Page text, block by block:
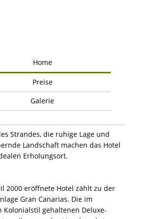
Home
Preise
Galerie
Strandes, die ruhige Lage und
Landschaft machen das Hotel
Erholungsort.
2000 eröffnete Hotel zählt zu der
Gran Canarias. Die im
Kolonialstil gehaltenen Deluxe-